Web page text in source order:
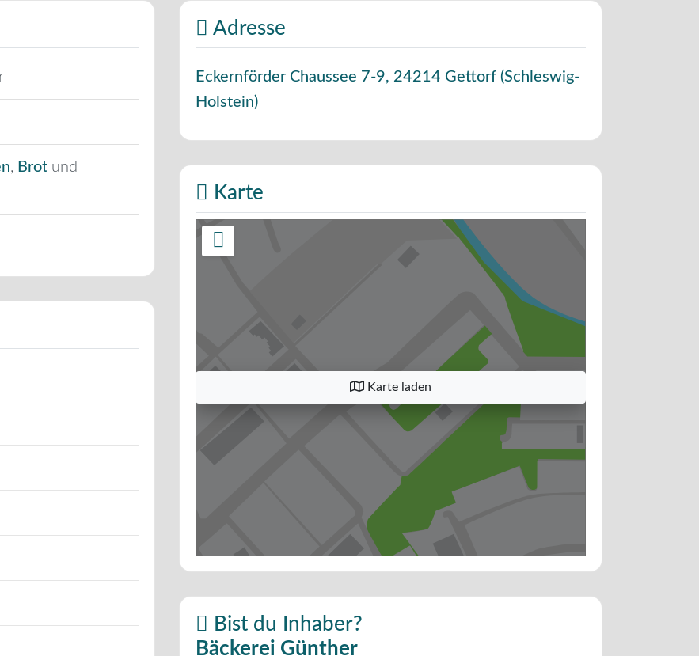
, Brot und
Adresse
Eckernförder Chaussee 7-9, 24214 Gettorf (Schleswig-
Holstein)
Karte
Karte laden
Bist du Inhaber?
Bäckerei Günther